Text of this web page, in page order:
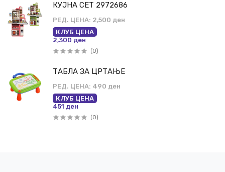
КУЈНА СЕТ 2972686
РЕД. ЦЕНА: 2,500 ден
КЛУБ ЦЕНА
2,300 ден
(0)
ТАБЛА ЗА ЦРТАЊЕ
РЕД. ЦЕНА: 490 ден
КЛУБ ЦЕНА
451 ден
(0)